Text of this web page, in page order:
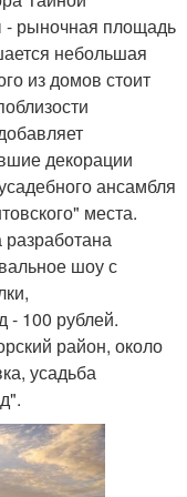
- рыночная площадь
небольшая
из домов стоит
декорации
ансамбля
места.
разработана
шоу с
- 100 рублей.
район, около
усадьба